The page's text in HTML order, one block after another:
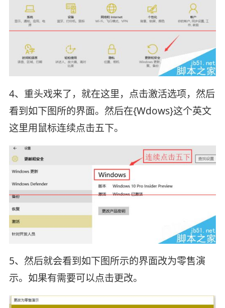
4、重头戏来了，就在这里，点击激活选项，然后
看到如下图所的界面。然后在{Wdows}这个英文
这里用鼠标连续点击五下。
5、然后就会看到如下图所示的界面改为零售演
示。如果有需要可以点击更改。